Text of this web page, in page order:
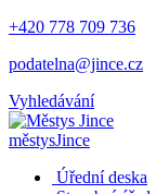
+420 778 709 736
podatelna@jince.cz
Vyhledávání
městysJince
Úřední deska